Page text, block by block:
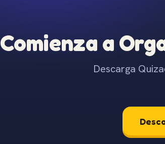
Comienza a
Descarga